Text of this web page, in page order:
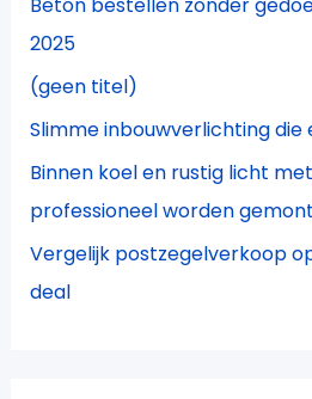
2025
(geen titel)
Slimme inbouwverlichting
Binnen koel en rustig licht
professioneel worden
Vergelijk postzegelverkoop
deal